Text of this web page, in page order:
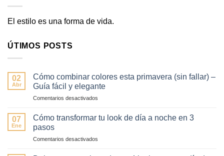
El estilo es una forma de vida.
ÚTIMOS POSTS
02
Abr
Cómo combinar colores esta primavera (sin fallar) –
Guía fácil y elegante
Comentarios desactivados
combinar
07
Ene
Cómo transformar tu look de día a noche en 3
pasos
Comentarios desactivados